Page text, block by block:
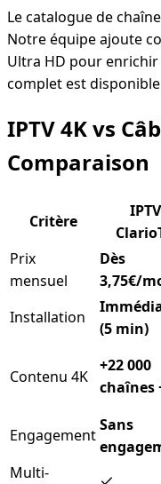
Le catalogue de
Notre équipe ajoute
Ultra HD pour
complet est
IPTV 4K vs
Comparaison
Critère
IPTV
Prix
mensuel
Dès
3,75€/
Installation
(5 min)
Contenu 4K
+22 000
chaînes
Engagement
Sans
Multi-